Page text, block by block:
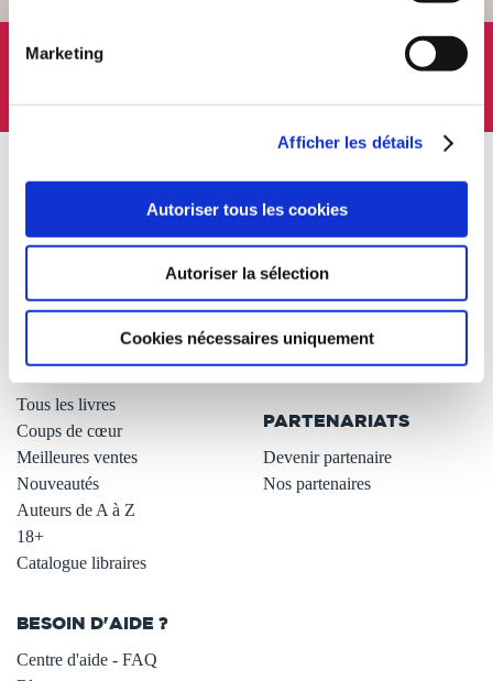
Marketing
Afficher les détails
Autoriser tous les cookies
Autoriser la sélection
Cookies nécessaires uniquement
À PROPOS
L'auto-édition
Nos services aux auteurs
LIBRAIRIE
Tous les livres
Coups de cœur
Meilleures ventes
Nouveautés
Auteurs de A à Z
18+
Catalogue libraires
OFFRES
Remises quantités -42%
Avantages libraires -30%
Parrainage : partagez 5€
Programme de fidélité
.
PARTENARIATS
Devenir partenaire
Nos partenaires
BESOIN D'AIDE ?
Centre d'aide - FAQ